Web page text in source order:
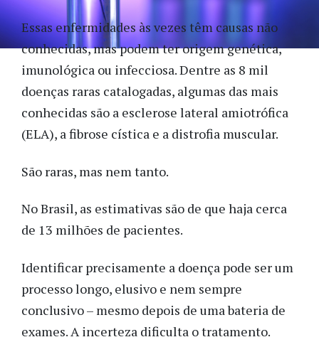
Essas enfermidades às vezes têm causas não
conhecidas, mas podem ter origem genética,
imunológica ou infecciosa. Dentre as 8 mil
doenças raras catalogadas, algumas das mais
conhecidas são a esclerose lateral amiotrófica
(ELA), a fibrose cística e a distrofia muscular.
São raras, mas nem tanto.
No Brasil, as estimativas são de que haja cerca
de 13 milhões de pacientes.
Identificar precisamente a doença pode ser um
processo longo, elusivo e nem sempre
conclusivo – mesmo depois de uma bateria de
exames. A incerteza dificulta o tratamento.